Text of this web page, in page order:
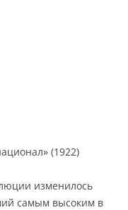
(1922)
изменилось
самым высоким в